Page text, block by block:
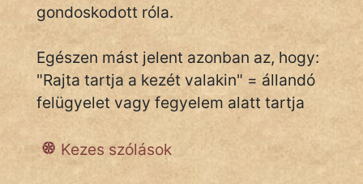
PSZICHO
ZENE
FILM
gondoskodott róla.
Egészen mást jelent azonban az, hogy:
"Rajta tartja a kezét valakin" = állandó
felügyelet vagy fegyelem alatt tartja
Kezes szólások